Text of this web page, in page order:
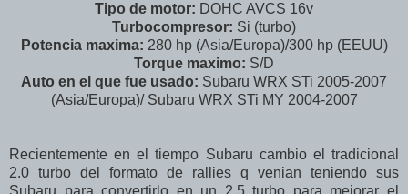
Tipo de motor: DOHC AVCS 16v
Turbocompresor: Si (turbo)
Potencia maxima: 280 hp (Asia/Europa)/300 hp (EEUU)
Torque maximo: S/D
Auto en el que fue usado: Subaru WRX STi 2005-2007
(Asia/Europa)/ Subaru WRX STi MY 2004-2007
Recientemente en el tiempo Subaru cambio el tradicional
2.0 turbo del formato de rallies q venian teniendo sus